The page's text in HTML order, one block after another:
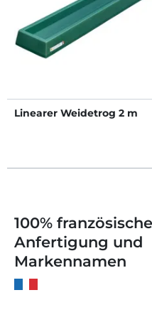
Linearer Weidetrog 2 m
100% französische
Anfertigung und
Markennamen